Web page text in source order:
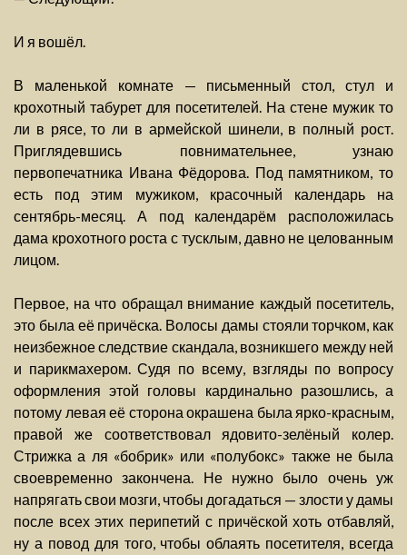
И я вошёл.
В маленькой комнате — письменный стол, стул и
крохотный табурет для посетителей. На стене мужик то
ли в рясе, то ли в армейской шинели, в полный рост.
Приглядевшись повнимательнее, узнаю
первопечатника Ивана Фёдорова. Под памятником, то
есть под этим мужиком, красочный календарь на
сентябрь-месяц. А под календарём расположилась
дама крохотного роста с тусклым, давно не целованным
лицом.
Первое, на что обращал внимание каждый посетитель,
это была её причёска. Волосы дамы стояли торчком, как
неизбежное следствие скандала, возникшего между ней
и парикмахером. Судя по всему, взгляды по вопросу
оформления этой головы кардинально разошлись, а
потому левая её сторона окрашена была ярко-красным,
правой же соответствовал ядовито-зелёный колер.
Стрижка а ля «бобрик» или «полубокс» также не была
своевременно закончена. Не нужно было очень уж
напрягать свои мозги, чтобы догадаться — злости у дамы
после всех этих перипетий с причёской хоть отбавляй,
ну а повод для того, чтобы облаять посетителя, всегда